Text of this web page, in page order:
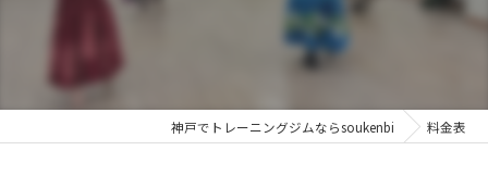
神戸でトレーニングジムならsoukenbi 料金表